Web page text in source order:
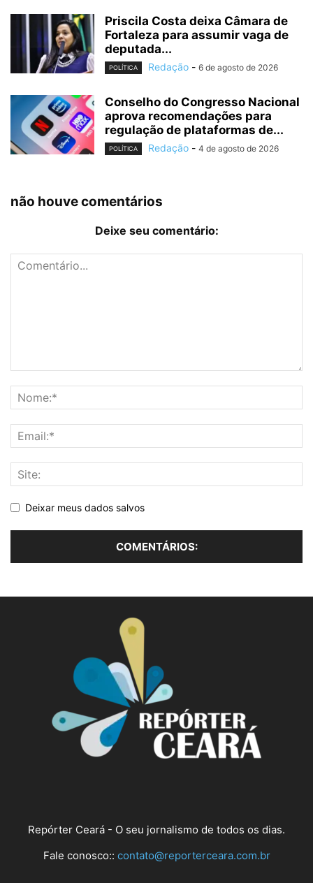
Priscila Costa deixa Câmara de
Fortaleza para assumir vaga de
deputada...
POLÍTICA Redação - 6 de agosto de 2026
Conselho do Congresso Nacional
aprova recomendações para
regulação de plataformas de...
POLÍTICA Redação - 4 de agosto de 2026
não houve comentários
Deixe seu comentário:
Deixar meus dados salvos
Repórter Ceará - O seu jornalismo de todos os dias.
Fale conosco:: contato@reporterceara.com.br